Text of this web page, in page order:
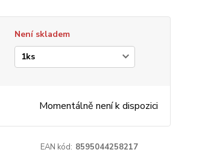
Není skladem
Momentálně není k dispozici
EAN kód: 8595044258217